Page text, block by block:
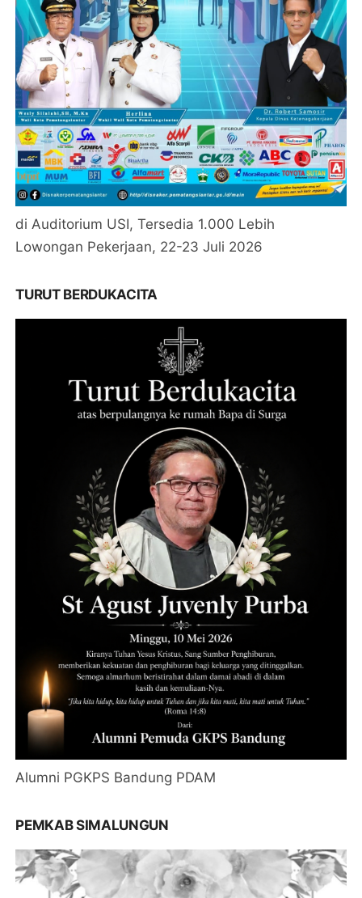
di Auditorium USI, Tersedia 1.000 Lebih
Lowongan Pekerjaan, 22-23 Juli 2026
TURUT BERDUKACITA
Alumni PGKPS Bandung PDAM
PEMKAB SIMALUNGUN